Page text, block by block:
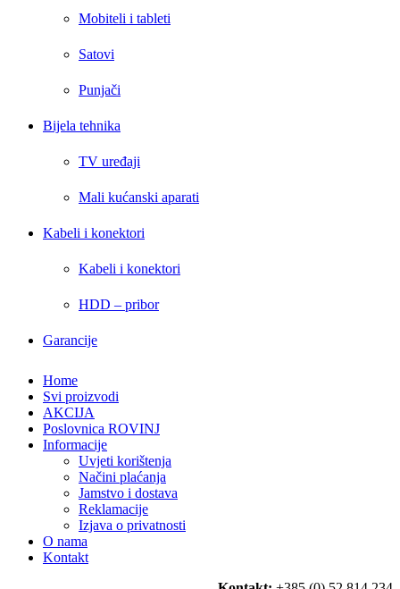
Mobiteli i tableti
Satovi
Punjači
Bijela tehnika
TV uređaji
Mali kućanski aparati
Kabeli i konektori
Kabeli i konektori
HDD – pribor
Garancije
Home
Svi proizvodi
AKCIJA
Poslovnica ROVINJ
Informacije
Uvjeti korištenja
Načini plaćanja
Jamstvo i dostava
Reklamacije
Izjava o privatnosti
O nama
Kontakt